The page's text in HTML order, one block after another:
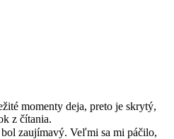
momenty deja, preto je skrytý,
z čítania.
zaujímavý. Veľmi sa mi páčilo,